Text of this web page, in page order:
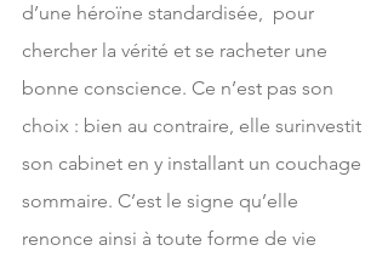
d’une héroïne standardisée,  pour
chercher la vérité et se racheter une
bonne conscience. Ce n’est pas son
choix : bien au contraire, elle surinvestit
son cabinet en y installant un couchage
sommaire. C’est le signe qu’elle
renonce ainsi à toute forme de vie